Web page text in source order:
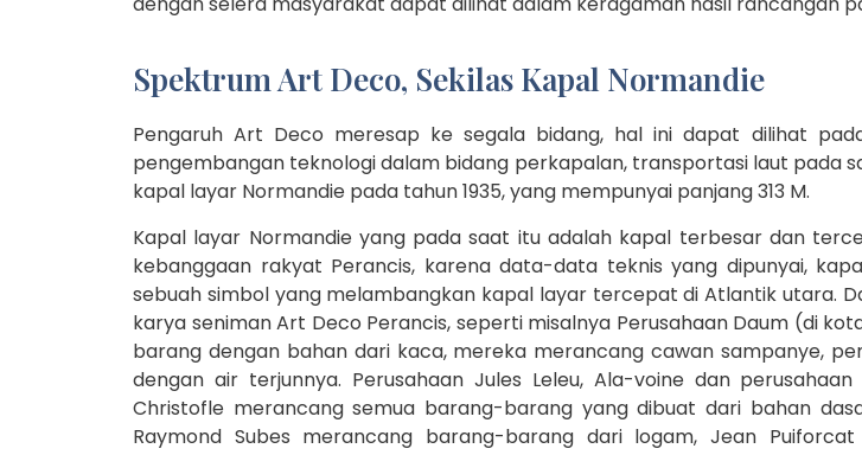
Spektrum Art Deco, Sekilas Kapal Normandie
Pengaruh Art Deco meresap ke segala bidang, hal ini dapat dilihat
pengembangan teknologi dalam bidang perkapalan, transportasi laut pada
kapal layar Normandie pada tahun 1935, yang mempunyai panjang 313 M.
Kapal layar Normandie yang pada saat itu adalah kapal terbesar dan
kebanggaan rakyat Perancis, karena data-data teknis yang dipunyai,
sebuah simbol yang melambangkan kapal layar tercepat di Atlantik utara.
karya seniman Art Deco Perancis, seperti misalnya Perusahaan Daum (di
barang dengan bahan dari kaca, mereka merancang cawan sampanye,
dengan air terjunnya. Perusahaan Jules Leleu, Ala-voine dan
Christofle merancang semua barang-barang yang dibuat dari bahan
Raymond Subes merancang barang-barang dari logam, Jean